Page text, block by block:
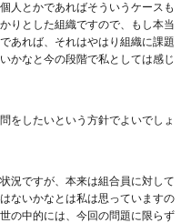
人とかであればそういうケースも
りとした組織ですので、もし本当
あれば、それはやはり組織に課題
かなと今の段階で私としては感じ
をしたいという方針でよいでしょ
況ですが、本来は組合員に対して
ないかなとは私は思っていますの
の中的には、今回の問題に限らず